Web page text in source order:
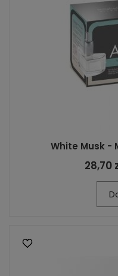
White Musk -
28,70